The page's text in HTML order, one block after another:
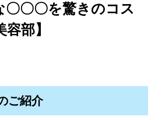
〇〇〇を驚きのコス
部】
ご紹介